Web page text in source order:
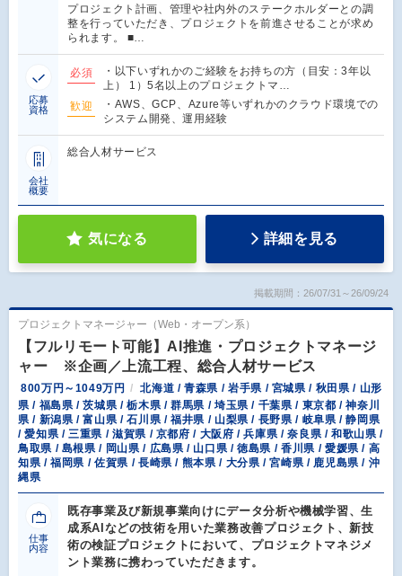
プロジェクト計画、管理や社内外のステークホルダーとの調
整を行っていただき、プロジェクトを前進させることが求め
られます。 ■…
応募
資格
必須
・以下いずれかのご経験をお持ちの方（目安：3年以
上） 1）5名以上のプロジェクトマ…
歓迎
・AWS、GCP、Azure等いずれかのクラウド環境での
システム開発、運用経験
会社
概要
総合人材サービス
気になる 詳細を見る
掲載期間：26/07/31～26/09/24
プロジェクトマネージャー（Web・オープン系）
【フルリモート可能】AI推進・プロジェクトマネージ
ャー ※企画／上流工程、総合人材サービス
800万円～1049万円
北海道 / 青森県 / 岩手県 / 宮城県 / 秋田県 / 山形
県 / 福島県 / 茨城県 / 栃木県 / 群馬県 / 埼玉県 / 千葉県 / 東京都 / 神奈川
県 / 新潟県 / 富山県 / 石川県 / 福井県 / 山梨県 / 長野県 / 岐阜県 / 静岡県
/ 愛知県 / 三重県 / 滋賀県 / 京都府 / 大阪府 / 兵庫県 / 奈良県 / 和歌山県 /
鳥取県 / 島根県 / 岡山県 / 広島県 / 山口県 / 徳島県 / 香川県 / 愛媛県 / 高
知県 / 福岡県 / 佐賀県 / 長崎県 / 熊本県 / 大分県 / 宮崎県 / 鹿児島県 / 沖
縄県
仕事
内容
既存事業及び新規事業向けにデータ分析や機械学習、生
成系AIなどの技術を用いた業務改善プロジェクト、新技
術の検証プロジェクトにおいて、プロジェクトマネジメ
ント業務に携わっていただきます。